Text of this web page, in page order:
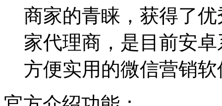
商家的青睐，获得了
家代理商，是目前安
方便实用的微信营销软